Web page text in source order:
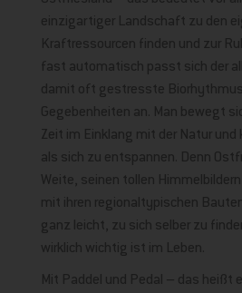
einzigartiger Landschaft zu den
Kraftressourcen finden und zur
fast automatisch passt sich der
damit oft gestresste
Gegebenheiten an. Man bewegt
Zeit im Einklang mit der Natur und
als sich zu entspannen. Denn
Weite, seinen tollen
mit ihren regionaltypischen
ganz leicht, zu sich selber zu
wirklich wichtig ist im Leben.
Mit Paddel und Pedal – das heißt